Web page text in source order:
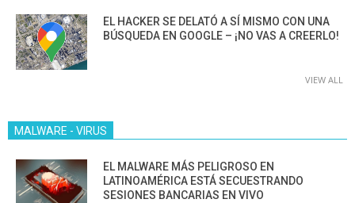
EL HACKER SE DELATÓ A SÍ MISMO CON UNA
BÚSQUEDA EN GOOGLE – ¡NO VAS A CREERLO!
VIEW ALL
MALWARE - VIRUS
EL MALWARE MÁS PELIGROSO EN
LATINOAMÉRICA ESTÁ SECUESTRANDO
SESIONES BANCARIAS EN VIVO